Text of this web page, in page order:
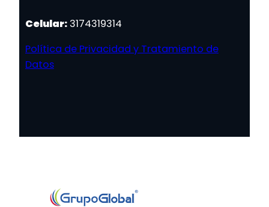
Celular: 3174319314
Política de Privacidad y Tratamiento de
Datos